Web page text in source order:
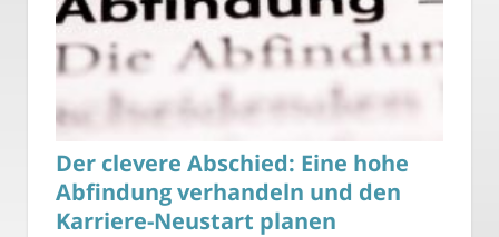
Der clevere Abschied: Eine hohe
Abfindung verhandeln und den
Karriere-Neustart planen